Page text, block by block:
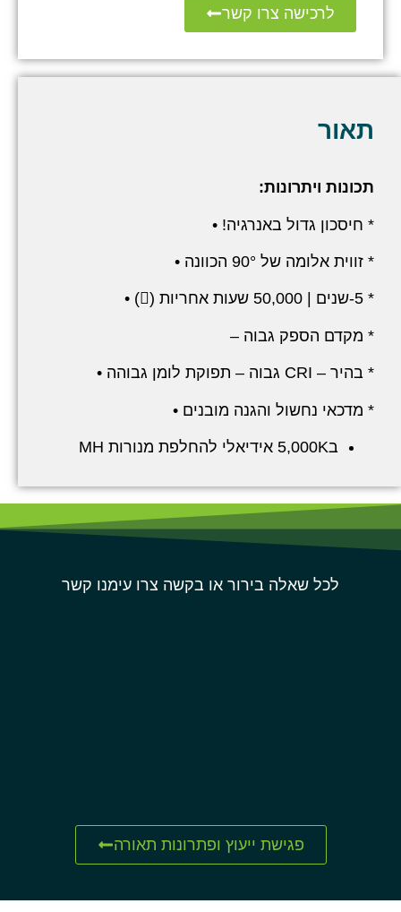
לרכישה צרו קשר
תאור
תכונות ויתרונות:
* חיסכון גדול באנרגיה! •
* זווית אלומה של 90° הכוונה •
* 5-שנים | 50,000 שעות אחריות () •
* מקדם הספק גבוה –
* בהיר – CRI גבוה – תפוקת לומן גבוהה •
* מדכאי נחשול והגנה מובנים •
ב5,000K אידיאלי להחלפת מנורות MH
לכל שאלה בירור או בקשה צרו עימנו קשר
פגישת ייעוץ ופתרונות תאורה